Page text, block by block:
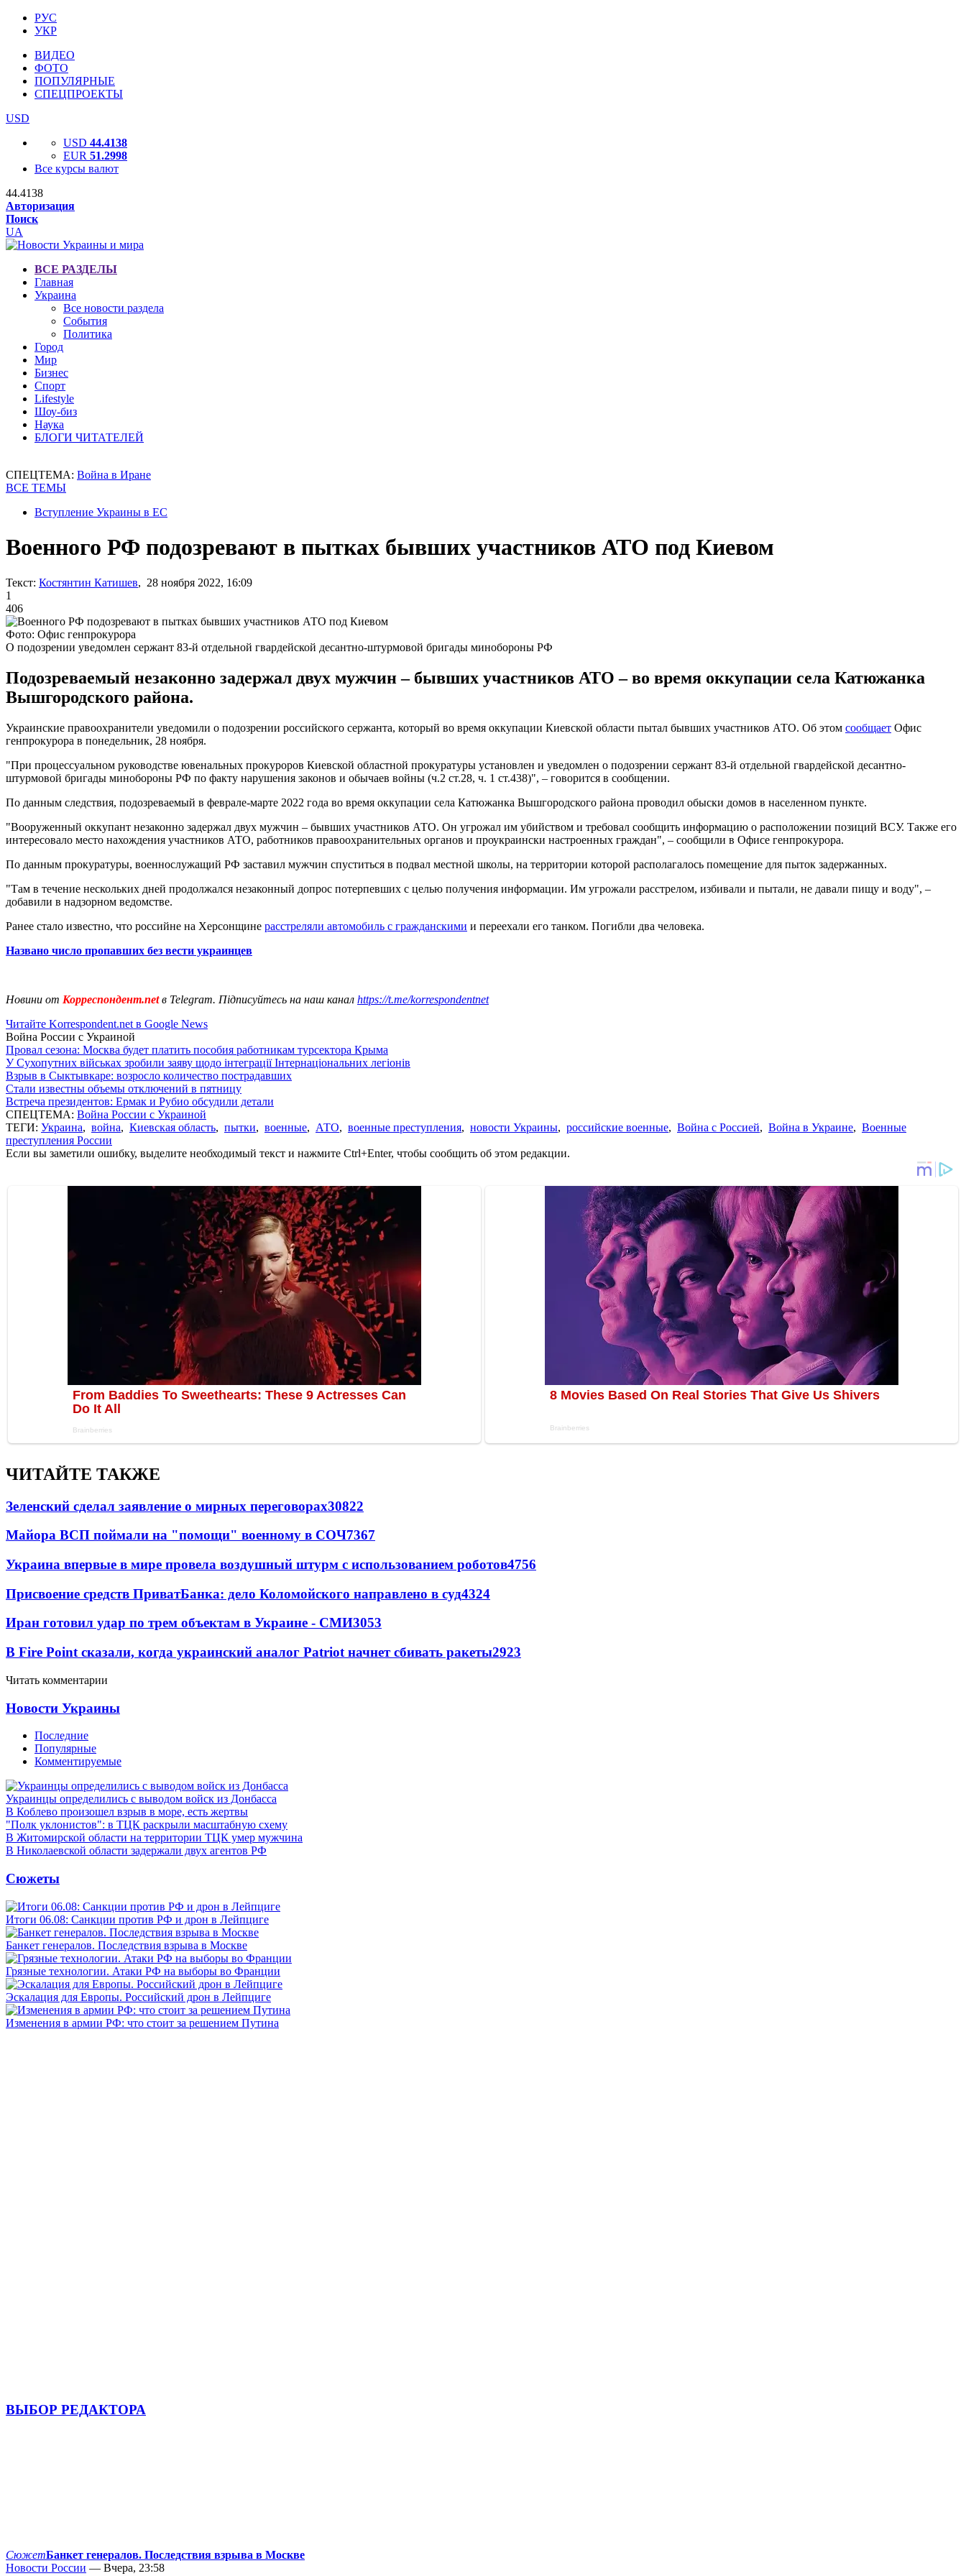
РУС
УКР
ВИДЕО
ФОТО
ПОПУЛЯРНЫЕ
СПЕЦПРОЕКТЫ
USD
USD 44.4138
EUR 51.2998
Все курсы валют
44.4138
Авторизация
Поиск
UA
ВСЕ РАЗДЕЛЫ
Главная
Украина
Все новости раздела
События
Политика
Город
Мир
Бизнес
Спорт
Lifestyle
Шоу-биз
Наука
БЛОГИ ЧИТАТЕЛЕЙ
СПЕЦТЕМА: Война в Иране
ВСЕ ТЕМЫ
Вступление Украины в ЕС
Военного РФ подозревают в пытках бывших участников АТО под Киевом
Текст: Костянтин Катишев, 28 ноября 2022, 16:09
1
406
Фото: Офис генпрокурора
О подозрении уведомлен сержант 83-й отдельной гвардейской десантно-штурмовой бригады минобороны РФ
Подозреваемый незаконно задержал двух мужчин – бывших участников АТО – во время оккупации села Катюжанка
Вышгородского района.
Украинские правоохранители уведомили о подозрении российского сержанта, который во время оккупации Киевской области пытал бывших участников АТО. Об этом сообщает Офис
генпрокурора в понедельник, 28 ноября.
"При процессуальном руководстве ювенальных прокуроров Киевской областной прокуратуры установлен и уведомлен о подозрении сержант 83-й отдельной гвардейской десантно-
штурмовой бригады минобороны РФ по факту нарушения законов и обычаев войны (ч.2 ст.28, ч. 1 ст.438)", – говорится в сообщении.
По данным следствия, подозреваемый в феврале-марте 2022 года во время оккупации села Катюжанка Вышгородского района проводил обыски домов в населенном пункте.
"Вооруженный оккупант незаконно задержал двух мужчин – бывших участников АТО. Он угрожал им убийством и требовал сообщить информацию о расположении позиций ВСУ. Также его
интересовало место нахождения участников АТО, работников правоохранительных органов и проукраински настроенных граждан", – сообщили в Офисе генпрокурора.
По данным прокуратуры, военнослужащий РФ заставил мужчин спуститься в подвал местной школы, на территории которой располагалось помещение для пыток задержанных.
"Там в течение нескольких дней продолжался незаконный допрос потерпевших с целью получения информации. Им угрожали расстрелом, избивали и пытали, не давали пищу и воду", –
добавили в надзорном ведомстве.
Ранее стало известно, что российне на Херсонщине расстреляли автомобиль с гражданскими и переехали его танком. Погибли два человека.
Названо число пропавших без вести украинцев
Новини от Корреспондент.netв Telegram. Підписуйтесь на наш канал https://t.me/korrespondentnet
Читайте Korrespondent.net в Google News
Война России с Украиной
Провал сезона: Москва будет платить пособия работникам турсектора Крыма
У Сухопутних військах зробили заяву щодо інтеграції Інтернаціональних легіонів
Взрыв в Сыктывкаре: возросло количество пострадавших
Стали известны объемы отключений в пятницу
Встреча президентов: Ермак и Рубио обсудили детали
СПЕЦТЕМА: Война России с Украиной
ТЕГИ: Украина, война, Киевская область, пытки, военные, АТО, военные преступления, новости Украины, российские военные, Война с Россией, Война в Украине, Военные
преступления России
Если вы заметили ошибку, выделите необходимый текст и нажмите Ctrl+Enter, чтобы сообщить об этом редакции.
ЧИТАЙТЕ ТАКЖЕ
Зеленский сделал заявление о мирных переговорах30822
Майора ВСП поймали на "помощи" военному в СОЧ7367
Украина впервые в мире провела воздушный штурм с использованием роботов4756
Присвоение средств ПриватБанка: дело Коломойского направлено в суд4324
Иран готовил удар по трем объектам в Украине - СМИ3053
В Fire Point сказали, когда украинский аналог Patriot начнет сбивать ракеты2923
Читать комментарии
Новости Украины
Последние
Популярные
Комментируемые
Украинцы определились с выводом войск из Донбасса
В Коблево произошел взрыв в море, есть жертвы
"Полк уклонистов": в ТЦК раскрыли масштабную схему
В Житомирской области на территории ТЦК умер мужчина
В Николаевской области задержали двух агентов РФ
Сюжеты
Итоги 06.08: Санкции против РФ и дрон в Лейпциге
Банкет генералов. Последствия взрыва в Москве
Грязные технологии. Атаки РФ на выборы во Франции
Эскалация для Европы. Российский дрон в Лейпциге
Изменения в армии РФ: что стоит за решением Путина
ВЫБОР РЕДАКТОРА
СюжетБанкет генералов. Последствия взрыва в Москве
Новости России — Вчера, 23:58